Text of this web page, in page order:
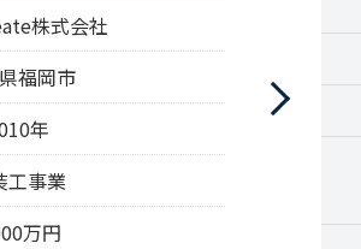
株式会社
福岡市
年
工事業
万円